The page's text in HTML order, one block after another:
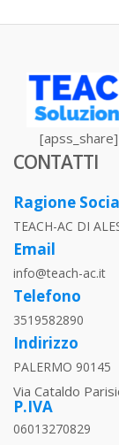
[apss_share]
CONTATTI
Ragione
TEACH-AC DI
Email
info@teach-ac.it
Telefono
3519582890
Indirizzo
PALERMO 90145
Via Cataldo
P.IVA
06013270829